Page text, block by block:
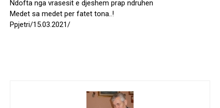
Ndofta nga vrasesit e djeshem prap ndruhen
Medet sa medet per fatet tona..!
Ppjetri/15.03.2021/